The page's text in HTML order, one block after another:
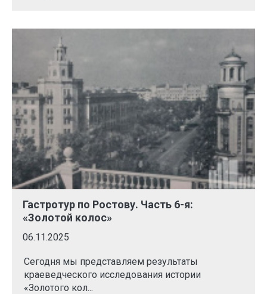
Гастротур по Ростову. Часть 6-я:
«Золотой колос»
06.11.2025
Сегодня мы представляем результаты
краеведческого исследования истории
«Золотого кол...